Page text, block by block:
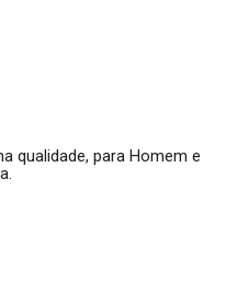
qualidade, para Homem e